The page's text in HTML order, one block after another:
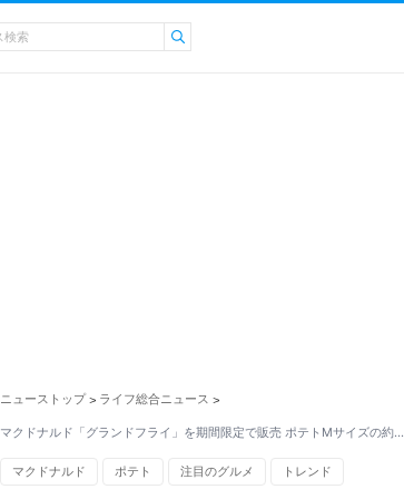
ニューストップ > ライフ総合ニュース >
マクドナルド「グランドフライ」を期間限定で販売 ポテトMサイズの約…
マクドナルド ポテト 注目のグルメ トレンド